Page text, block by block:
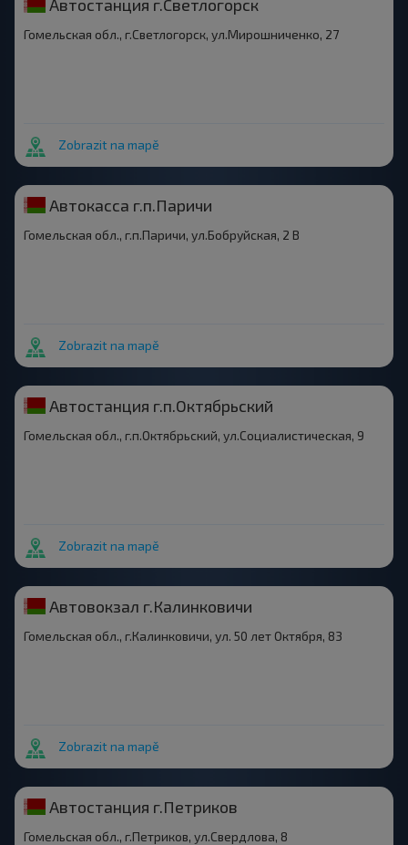
Автостанция г.Светлогорск
Гомельская обл., г.Светлогорск, ул.Мирошниченко, 27
Zobrazit na mapě
Автокасса г.п.Паричи
Гомельская обл., г.п.Паричи, ул.Бобруйская, 2 В
Zobrazit na mapě
Автостанция г.п.Октябрьский
Гомельская обл., г.п.Октябрьский, ул.Социалистическая, 9
Zobrazit na mapě
Автовокзал г.Калинковичи
Гомельская обл., г.Калинковичи, ул. 50 лет Октября, 83
Zobrazit na mapě
Автостанция г.Петриков
Гомельская обл., г.Петриков, ул.Свердлова, 8